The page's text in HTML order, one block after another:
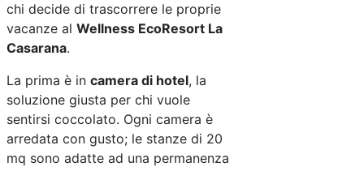
chi decide di trascorrere le proprie
vacanze al Wellness EcoResort La
Casarana.
La prima è in camera di hotel, la
soluzione giusta per chi vuole
sentirsi coccolato. Ogni camera è
arredata con gusto; le stanze di 20
mq sono adatte ad una permanenza